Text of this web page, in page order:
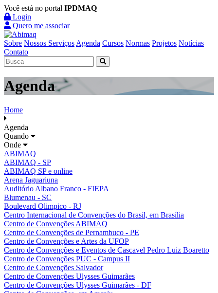
Você está no portal IPDMAQ
Login
Quero me associar
Sobre Nossos Serviços Agenda Cursos Normas Projetos Notícias
Contato
Agenda
Home
Agenda
Quando
Onde
ABIMAQ
ABIMAQ - SP
ABIMAQ SP e online
Arena Jaguariuna
Auditório Albano Franco - FIEPA
Blumenau - SC
Boulevard Olimpico - RJ
Centro Internacional de Convenções do Brasil, em Brasília
Centro de Convenções ABIMAQ
Centro de Convenções de Pernambuco - PE
Centro de Convenções e Artes da UFOP
Centro de Convenções e Eventos de Cascavel Pedro Luiz Boaretto
Centro de Convenções PUC - Campus II
Centro de Convenções Salvador
Centro de Convenções Ulysses Guimarães
Centro de Convenções Ulysses Guimarães - DF